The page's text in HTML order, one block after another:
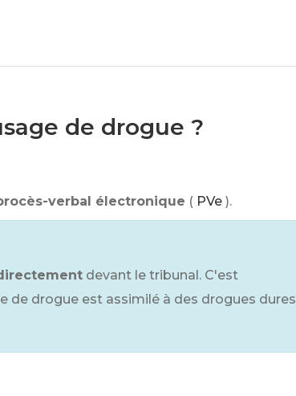
de drogue ?
verbal électronique ( PVe ).
devant le tribunal. C'est
de drogue est assimilé à des drogues dures